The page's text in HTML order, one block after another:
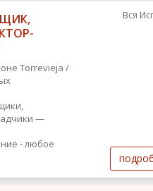
Torrevieja /
—
- любое
Вся